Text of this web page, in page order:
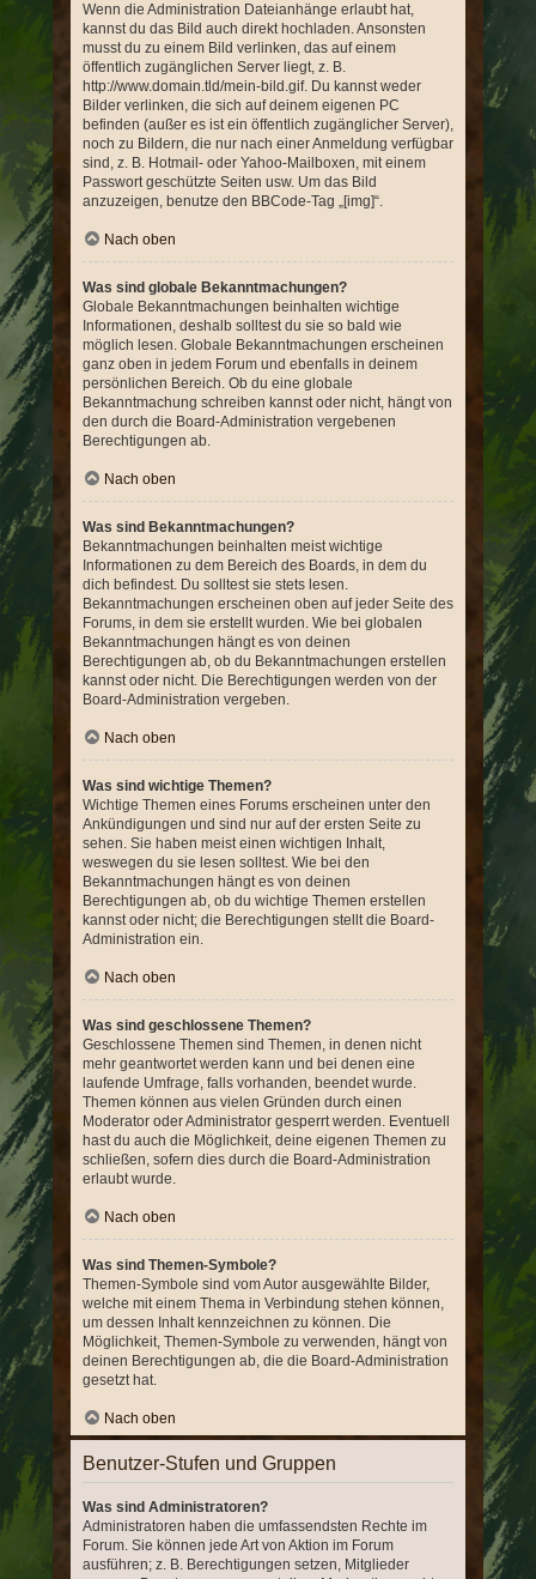
Wenn die Administration Dateianhänge erlaubt hat,
kannst du das Bild auch direkt hochladen. Ansonsten
musst du zu einem Bild verlinken, das auf einem
öffentlich zugänglichen Server liegt, z. B.
http://www.domain.tld/mein-bild.gif. Du kannst weder
Bilder verlinken, die sich auf deinem eigenen PC
befinden (außer es ist ein öffentlich zugänglicher Server),
noch zu Bildern, die nur nach einer Anmeldung verfügbar
sind, z. B. Hotmail- oder Yahoo-Mailboxen, mit einem
Passwort geschützte Seiten usw. Um das Bild
anzuzeigen, benutze den BBCode-Tag „[img]“.
Nach oben
Was sind globale Bekanntmachungen?
Globale Bekanntmachungen beinhalten wichtige
Informationen, deshalb solltest du sie so bald wie
möglich lesen. Globale Bekanntmachungen erscheinen
ganz oben in jedem Forum und ebenfalls in deinem
persönlichen Bereich. Ob du eine globale
Bekanntmachung schreiben kannst oder nicht, hängt von
den durch die Board-Administration vergebenen
Berechtigungen ab.
Nach oben
Was sind Bekanntmachungen?
Bekanntmachungen beinhalten meist wichtige
Informationen zu dem Bereich des Boards, in dem du
dich befindest. Du solltest sie stets lesen.
Bekanntmachungen erscheinen oben auf jeder Seite des
Forums, in dem sie erstellt wurden. Wie bei globalen
Bekanntmachungen hängt es von deinen
Berechtigungen ab, ob du Bekanntmachungen erstellen
kannst oder nicht. Die Berechtigungen werden von der
Board-Administration vergeben.
Nach oben
Was sind wichtige Themen?
Wichtige Themen eines Forums erscheinen unter den
Ankündigungen und sind nur auf der ersten Seite zu
sehen. Sie haben meist einen wichtigen Inhalt,
weswegen du sie lesen solltest. Wie bei den
Bekanntmachungen hängt es von deinen
Berechtigungen ab, ob du wichtige Themen erstellen
kannst oder nicht; die Berechtigungen stellt die Board-
Administration ein.
Nach oben
Was sind geschlossene Themen?
Geschlossene Themen sind Themen, in denen nicht
mehr geantwortet werden kann und bei denen eine
laufende Umfrage, falls vorhanden, beendet wurde.
Themen können aus vielen Gründen durch einen
Moderator oder Administrator gesperrt werden. Eventuell
hast du auch die Möglichkeit, deine eigenen Themen zu
schließen, sofern dies durch die Board-Administration
erlaubt wurde.
Nach oben
Was sind Themen-Symbole?
Themen-Symbole sind vom Autor ausgewählte Bilder,
welche mit einem Thema in Verbindung stehen können,
um dessen Inhalt kennzeichnen zu können. Die
Möglichkeit, Themen-Symbole zu verwenden, hängt von
deinen Berechtigungen ab, die die Board-Administration
gesetzt hat.
Nach oben
Benutzer-Stufen und Gruppen
Was sind Administratoren?
Administratoren haben die umfassendsten Rechte im
Forum. Sie können jede Art von Aktion im Forum
ausführen; z. B. Berechtigungen setzen, Mitglieder